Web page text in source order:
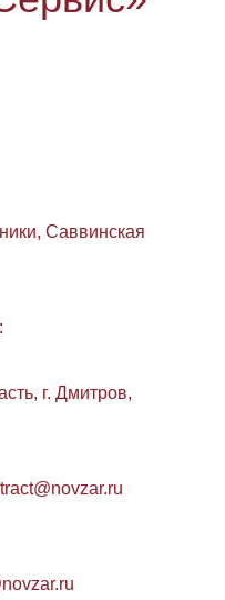
Саввинская
г. Дмитров,